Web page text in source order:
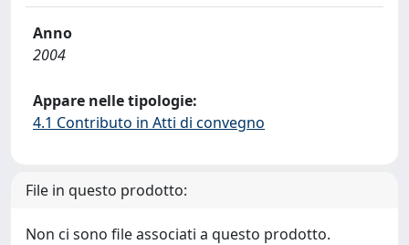
Anno
2004
Appare nelle tipologie:
4.1 Contributo in Atti di convegno
File in questo prodotto:
Non ci sono file associati a questo prodotto.